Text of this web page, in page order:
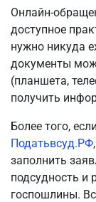
Онлайн-
доступное
нужно никуда
документы
(планшета,
получить
Более того,
Податьвсуд.РФ
заполнить
подсудность и
госпошлины.